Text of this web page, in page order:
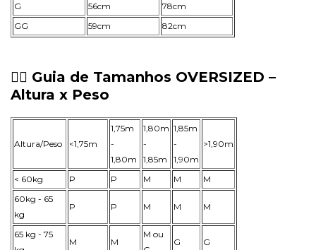
G
56cm
78cm
GG
59cm 82cm
🧍‍♂️ Guia de Tamanhos OVERSIZED –
Altura x Peso
Altura/Peso <1,75m
1,75m
-
1,80m
1,80m
-
1,85m
1,85m
-
1,90m
>1,90m
< 60kg P P M M
M
60kg - 65
kg
P P M M M
65 kg - 75
M M
M ou
G G